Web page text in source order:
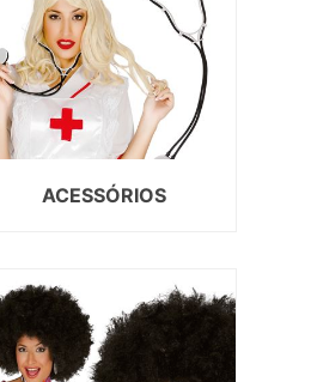
DIA DO PAI
ACESSÓRIOS